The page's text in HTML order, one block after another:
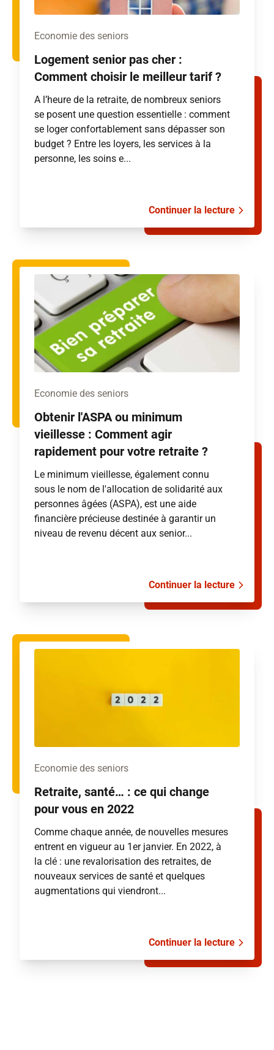
Economie des seniors
Logement senior pas cher :
Comment choisir le meilleur tarif ?
A l’heure de la retraite, de nombreux seniors
se posent une question essentielle : comment
se loger confortablement sans dépasser son
budget ? Entre les loyers, les services à la
personne, les soins e...
Continuer la lecture
Economie des seniors
Obtenir l'ASPA ou minimum
vieillesse : Comment agir
rapidement pour votre retraite ?
Le minimum vieillesse, également connu
sous le nom de l'allocation de solidarité aux
personnes âgées (ASPA), est une aide
financière précieuse destinée à garantir un
niveau de revenu décent aux senior...
Continuer la lecture
Economie des seniors
Retraite, santé… : ce qui change
pour vous en 2022
Comme chaque année, de nouvelles mesures
entrent en vigueur au 1er janvier. En 2022, à
la clé : une revalorisation des retraites, de
nouveaux services de santé et quelques
augmentations qui viendront...
Continuer la lecture